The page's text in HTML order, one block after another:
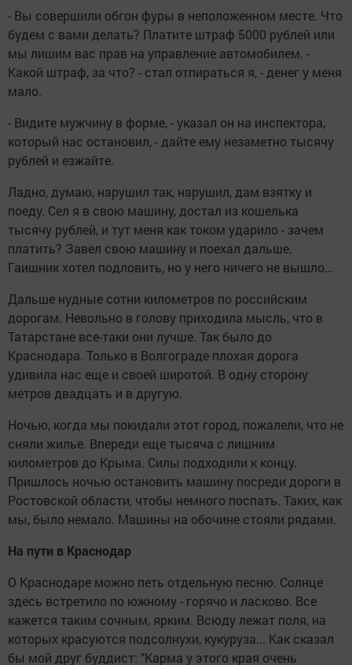
- Вы совершили обгон фуры в неположенном месте. Что
будем с вами делать? Платите штраф 5000 рублей или
мы лишим вас прав на управление автомобилем. -
Какой штраф, за что? - стал отпираться я, - денег у меня
мало.
- Видите мужчину в форме, - указал он на инспектора,
который нас остановил, - дайте ему незаметно тысячу
рублей и езжайте.
Ладно, думаю, нарушил так, нарушил, дам взятку и
поеду. Сел я в свою машину, достал из кошелька
тысячу рублей, и тут меня как током ударило - зачем
платить? Завел свою машину и поехал дальше.
Гаишник хотел подловить, но у него ничего не вышло…
Дальше нудные сотни километров по российским
дорогам. Невольно в голову приходила мысль, что в
Татарстане все-таки они лучше. Так было до
Краснодара. Только в Волгограде плохая дорога
удивила нас еще и своей широтой. В одну сторону
метров двадцать и в другую.
Ночью, когда мы покидали этот город, пожалели, что не
сняли жилье. Впереди еще тысяча с лишним
километров до Крыма. Силы подходили к концу.
Пришлось ночью остановить машину посреди дороги в
Ростовской области, чтобы немного поспать. Таких, как
мы, было немало. Машины на обочине стояли рядами.
На пути в Краснодар
О Краснодаре можно петь отдельную песню. Солнце
здесь встретило по южному - горячо и ласково. Все
кажется таким сочным, ярким. Всюду лежат поля, на
которых красуются подсолнухи, кукуруза... Как сказал
бы мой друг буддист: "Карма у этого края очень